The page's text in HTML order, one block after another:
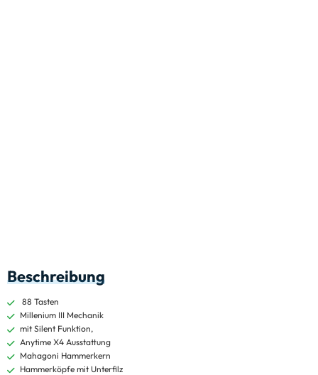
Beschreibung
88 Tasten
Millenium III Mechanik
mit Silent Funktion,
Anytime X4 Ausstattung
Mahagoni Hammerkern
Hammerköpfe mit Unterfilz